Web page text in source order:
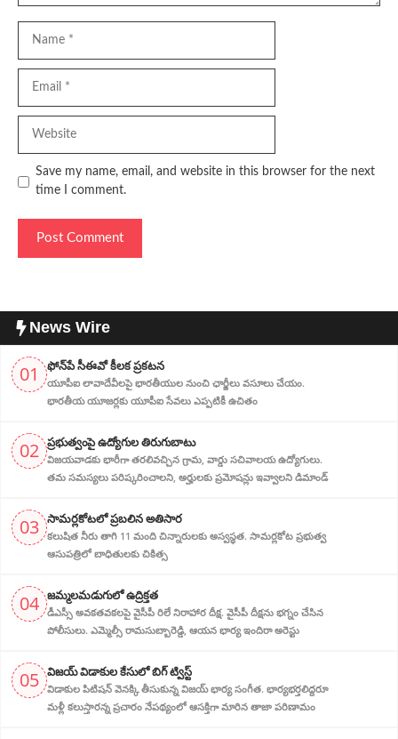
Save my name, email, and website in this browser for the next
time I comment.
News Wire
01 ఫోన్‌పే సీఈవో కీలక ప్రకటన
యూపీఐ లావాదేవీలపై భారతీయుల నుంచి ఛార్జీలు వసూలు చేయం.
భారతీయ యూజర్లకు యూపీఐ సేవలు ఎప్పటికీ ఉచితం
02 ప్ర‌భుత్వంపై ఉద్యోగుల తిరుగుబాటు
విజయవాడకు భారీగా తరలివచ్చిన గ్రామ‌, వార్డు సచివాలయ ఉద్యోగులు.
తమ సమస్యలు పరిష్కరించాలని, అర్హుల‌కు ప్రమోషన్లు ఇవ్వాలని డిమాండ్
03 సామర్లకోటలో ప్రబలిన అతిసార
కలుషిత నీరు తాగి 11 మంది చిన్నారులకు అస్వస్థత. సామర్లకోట ప్రభుత్వ
ఆసుపత్రిలో బాధితులకు చికిత్స
04 జ‌మ్మ‌ల‌మ‌డుగులో ఉద్రిక్త‌త‌
డీఎస్సీ అవ‌క‌త‌వ‌క‌ల‌పై వైసీపీ రిలే నిరాహార‌ దీక్ష‌. వైసీపీ దీక్ష‌ను భ‌గ్నం చేసిన
పోలీసులు. ఎమ్మెల్సీ రామసుబ్బారెడ్డి, ఆయ‌న‌ భార్య ఇందిరా అరెస్టు
05 విజ‌య్ విడాకుల కేసులో బిగ్ ట్విస్ట్‌
విడాకుల‌ పిటిషన్ వెన‌క్కి తీసుకున్న విజ‌య్ భార్య‌ సంగీత. భార్య‌భ‌ర్త‌లిద్ద‌రూ
మళ్లీ కలుస్తారన్న ప్రచారం నేపథ్యంలో ఆస‌క్తిగా మారిన తాజా పరిణామం